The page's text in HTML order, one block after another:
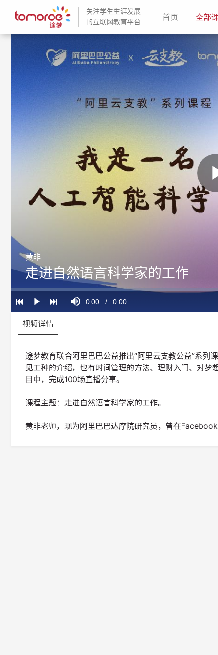
关注学生生涯发展
的互联网教育平台
首页(current)
全部
Play
Current
0:00 / Duration
0:00
Loaded:
0%
Progress:
0%
黄非
走进自然语言科学家的工作
视频详情
途梦教育联合阿里巴巴公益推出“阿里云支教公益”系列
见工种的介绍，也有时间管理的方法、理财入门、对
目中，完成100场直播分享。
课程主题：走进自然语言科学家的工作。
黄非老师，现为阿里巴巴达摩院研究员，曾在